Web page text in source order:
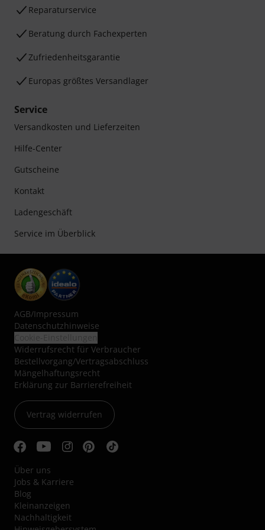
Reparaturservice
Beratung durch Fachexperten
Zufriedenheitsgarantie
Europas größtes Versandlager
Service
Versandkosten und Lieferzeiten
Hilfe-Center
Gutscheine
Kontakt
Ladengeschäft
Service im Überblick
AGB/Impressum
Datenschutzhinweise
Widerrufsrecht für Verbraucher
Bestellvorgang/Vertragsabschluss
Mängelhaftungsrecht
Erklärung zur Barrierefreiheit
Vertrag widerrufen
Über uns
Jobs & Karriere
Blog
Kleinanzeigen
Nachhaltigkeit